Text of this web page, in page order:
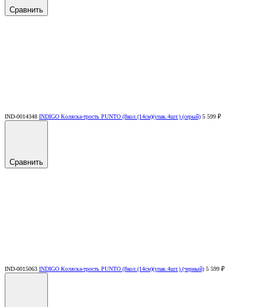
Сравнить
IND-0014348 INDIGO Коляска-трость PUNTO (8кол.(14см)(упак.4шт.) (серый) 5 599 ₽
Сравнить
IND-0015063 INDIGO Коляска-трость PUNTO (8кол.(14см)(упак.4шт.) (черный) 5 599 ₽